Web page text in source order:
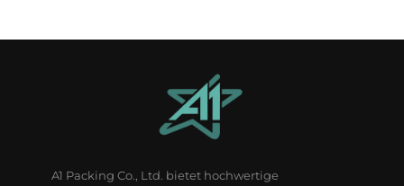
A1 Packing Co., Ltd. bietet hochwertige